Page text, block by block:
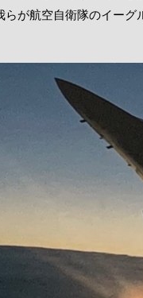
らが航空自衛隊のイー